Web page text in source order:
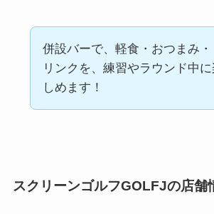
併設バーで、軽食・おつまみ・
リンクを、練習やラウンド中に
しめます！
スクリーンゴルフGOLFJの店舗